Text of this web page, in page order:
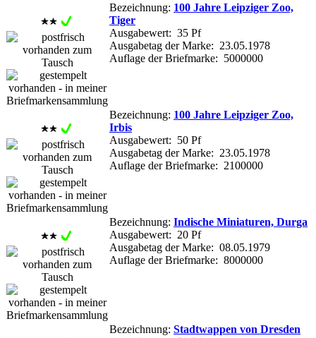
Bezeichnung: 100 Jahre Leipziger Zoo,
Tiger
Ausgabewert: 35 Pf
Ausgabetag der Marke: 23.05.1978
Auflage der Briefmarke: 5000000
Bezeichnung: 100 Jahre Leipziger Zoo,
Irbis
Ausgabewert: 50 Pf
Ausgabetag der Marke: 23.05.1978
Auflage der Briefmarke: 2100000
Bezeichnung: Indische Miniaturen, Durga
Ausgabewert: 20 Pf
Ausgabetag der Marke: 08.05.1979
Auflage der Briefmarke: 8000000
Bezeichnung: Stadtwappen von Dresden